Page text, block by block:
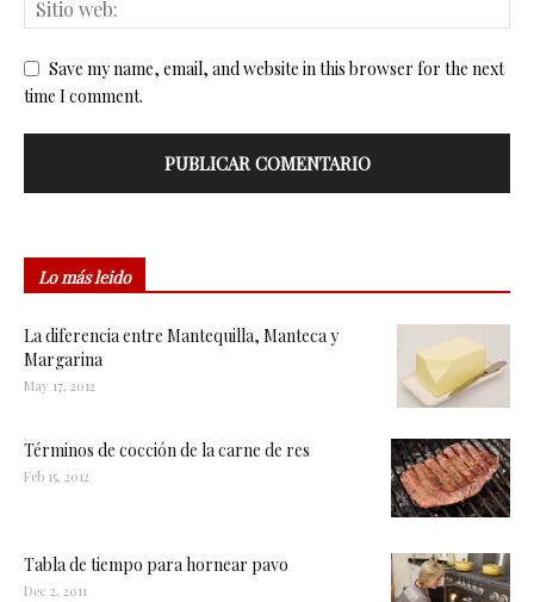
Save my name, email, and website in this browser for the next
time I comment.
Lo más leido
La diferencia entre Mantequilla, Manteca y
Margarina
May 17, 2012
Términos de cocción de la carne de res
Feb 15, 2012
Tabla de tiempo para hornear pavo
Dec 2, 2011